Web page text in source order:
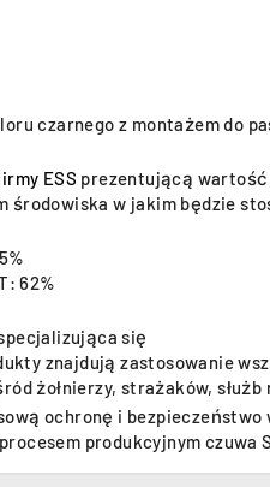
czarnego z montażem do
ESS prezentującą wartość
środowiska w jakim będzie
62%
się
znajdują zastosowanie
żołnierzy, strażaków,
ochronę i
produkcyjnym czuwa